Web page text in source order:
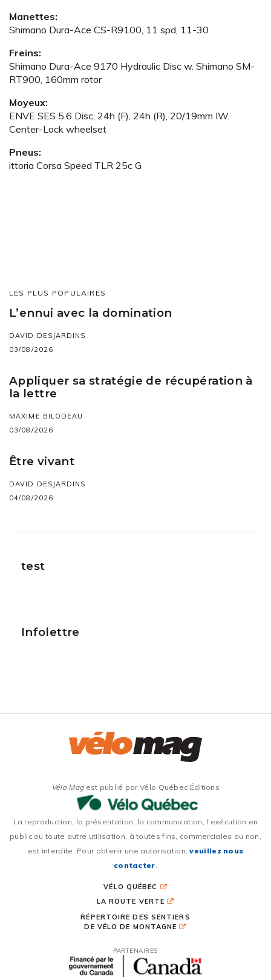
Manettes:
Shimano Dura-Ace CS-R9100, 11 spd, 11-30
Freins:
Shimano Dura-Ace 9170 Hydraulic Disc w. Shimano SM-
RT900, 160mm rotor
Moyeux:
ENVE SES 5.6 Disc, 24h (F), 24h (R), 20/19mm IW,
Center-Lock wheelset
Pneus:
ittoria Corsa Speed TLR 25c G
LES PLUS POPULAIRES
L’ennui avec la domination
DAVID DESJARDINS
03/08/2026
Appliquer sa stratégie de récupération à
la lettre
MAXIME BILODEAU
03/08/2026
Être vivant
DAVID DESJARDINS
04/08/2026
test
Infolettre
Vélo Magest publié par Vélo Québec Éditions
La reproduction, la présentation, la communication, l’exécution en
public ou toute autre utilisation, à toutes fins, commerciales ou non,
est interdite. Pour obtenir une autorisation,veuillez nous
contacter.
VÉLO QUÉBEC
LA ROUTE VERTE
RÉPERTOIRE DES SENTIERS
DE VÉLO DE MONTAGNE
PARTENAIRES